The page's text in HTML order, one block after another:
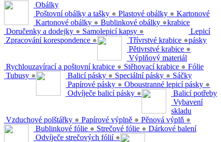
Obálky
Poštovní obálky a tašky ● Plastové obálky ●
Kartonové obálky ● Bublinkové obálky ●
Doručenky a dodejky ● Samolepicí kapsy ●
Zpracování korespondence ●
Kartonové
krabice
Třívrstvé krabice ●
Pětivrstvé krabice ●
Rychlouzavírací a poštovní krabice ● Stěhovací krabice ●
Tubusy ●
Lepicí
pásky
Balicí pásky ● Speciální pásky ●
Papírové pásky ● Oboustranné lepicí pásky ●
Odvíječe balicí pásky ●
Výplňový materiál
Vzduchové polštářky ● Papírové výplně ● Pěnová výplň ●
Fólie
Bublinkové fólie ● Strečové fólie ●
Odvíječe strečových fólií ●
Sáčky
Balicí potřeby
Vybavení
skladu
Dárkové balení